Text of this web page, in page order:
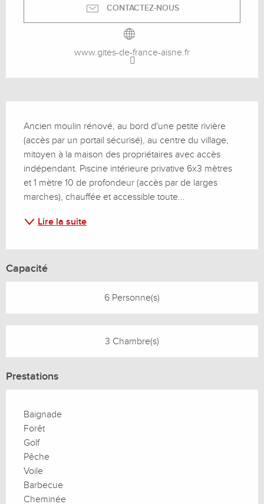
CONTACTEZ-NOUS
www.gites-de-france-aisne.fr
Ancien moulin rénové, au bord d'une petite rivière
(accès par un portail sécurisé), au centre du village,
mitoyen à la maison des propriétaires avec accès
indépendant. Piscine intérieure privative 6x3 mètres
et 1 mètre 10 de profondeur (accès par de larges
marches), chauffée et accessible toute...
Lire la suite
Capacité
6 Personne(s)
3 Chambre(s)
Prestations
Baignade
Forêt
Golf
Pêche
Voile
Barbecue
Cheminée